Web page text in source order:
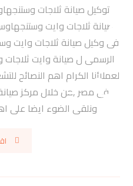
صيانة ثلاجات وايت
فى وكيل صيانة ثلاجات وايت
الرسمى ل صيانة وايت
لعملائنا الكرام اهم النصائح
فى مصر ,من خلال مركز
ونلقى الضوء ايضا على